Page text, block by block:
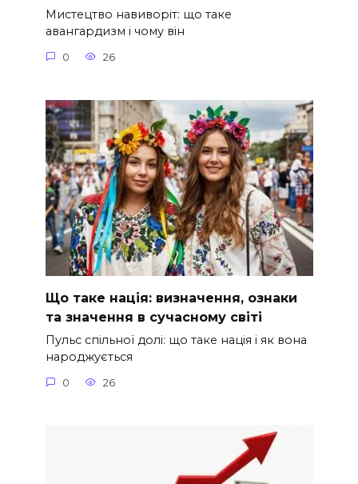
Мистецтво навиворіт: що таке
авангардизм і чому він
0 26
Що таке нація: визначення, ознаки
та значення в сучасному світі
Пульс спільної долі: що таке нація і як вона
народжується
0 26